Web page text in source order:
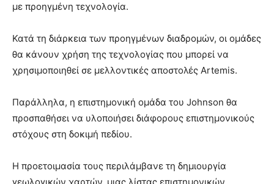
με προηγμένη τεχνολογία.
Κατά τη διάρκεια των προηγμένων διαδρομών, οι ομάδες
θα κάνουν χρήση της τεχνολογίας που μπορεί να
χρησιμοποιηθεί σε μελλοντικές αποστολές Artemis.
Παράλληλα, η επιστημονική ομάδα του Johnson θα
προσπαθήσει να υλοποιήσει διάφορους επιστημονικούς
στόχους στη δοκιμή πεδίου.
Η προετοιμασία τους περιλάμβανε τη δημιουργία